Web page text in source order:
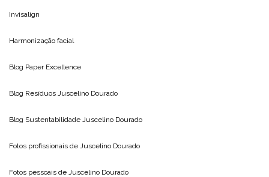
Invisalign
Harmonização facial
Blog Paper Excellence
Blog Resíduos Juscelino Dourado
Blog Sustentabilidade Juscelino Dourado
Fotos profissionais de Juscelino Dourado
Fotos pessoais de Juscelino Dourado